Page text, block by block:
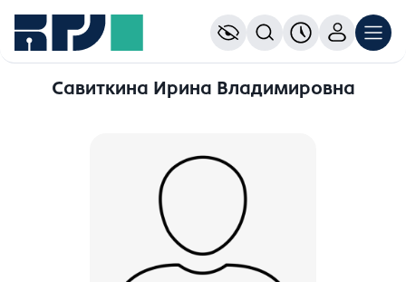
Савиткина Ирина Владимировна